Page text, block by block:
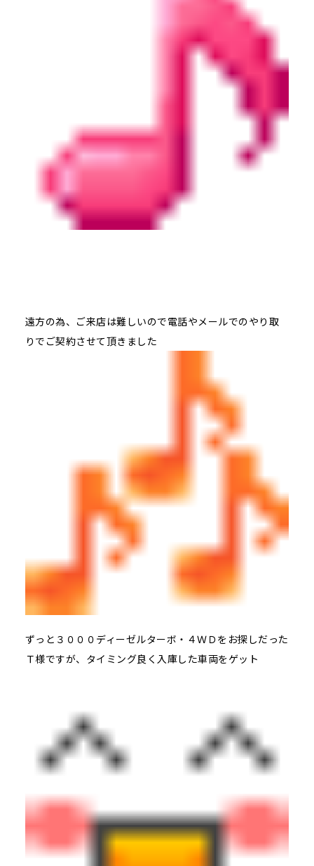
遠方の為、ご来店は難しいので電話やメールでのやり取
りでご契約させて頂きました
ずっと３０００ディーゼルターボ・４ＷＤをお探しだった
Ｔ様ですが、タイミング良く入庫した車両をゲット